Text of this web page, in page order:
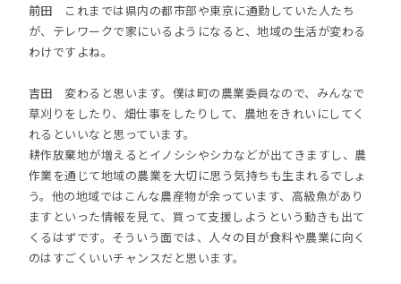
前田 これまでは県内の都市部や東京に通勤していた人たち
が、テレワークで家にいるようになると、地域の生活が変わる
わけですよね。
吉田 変わると思います。僕は町の農業委員なので、みんなで
草刈りをしたり、畑仕事をしたりして、農地をきれいにしてく
れるといいなと思っています。
耕作放棄地が増えるとイノシシやシカなどが出てきますし、農
作業を通じて地域の農業を大切に思う気持ちも生まれるでしょ
う。他の地域ではこんな農産物が余っています、高級魚があり
ますといった情報を見て、買って支援しようという動きも出て
くるはずです。そういう面では、人々の目が食料や農業に向く
のはすごくいいチャンスだと思います。